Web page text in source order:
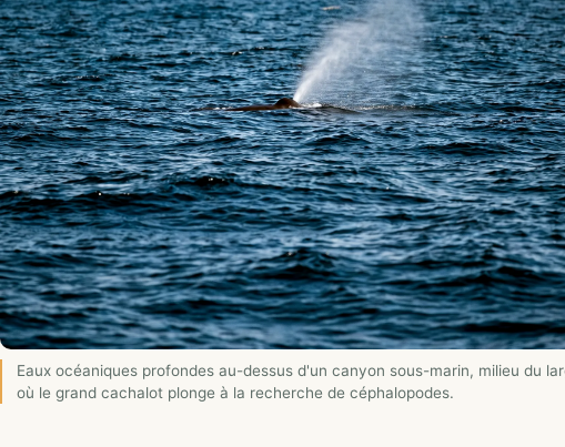
Eaux océaniques profondes au-dessus d'un canyon sous-marin, milieu du
où le grand cachalot plonge à la recherche de céphalopodes.